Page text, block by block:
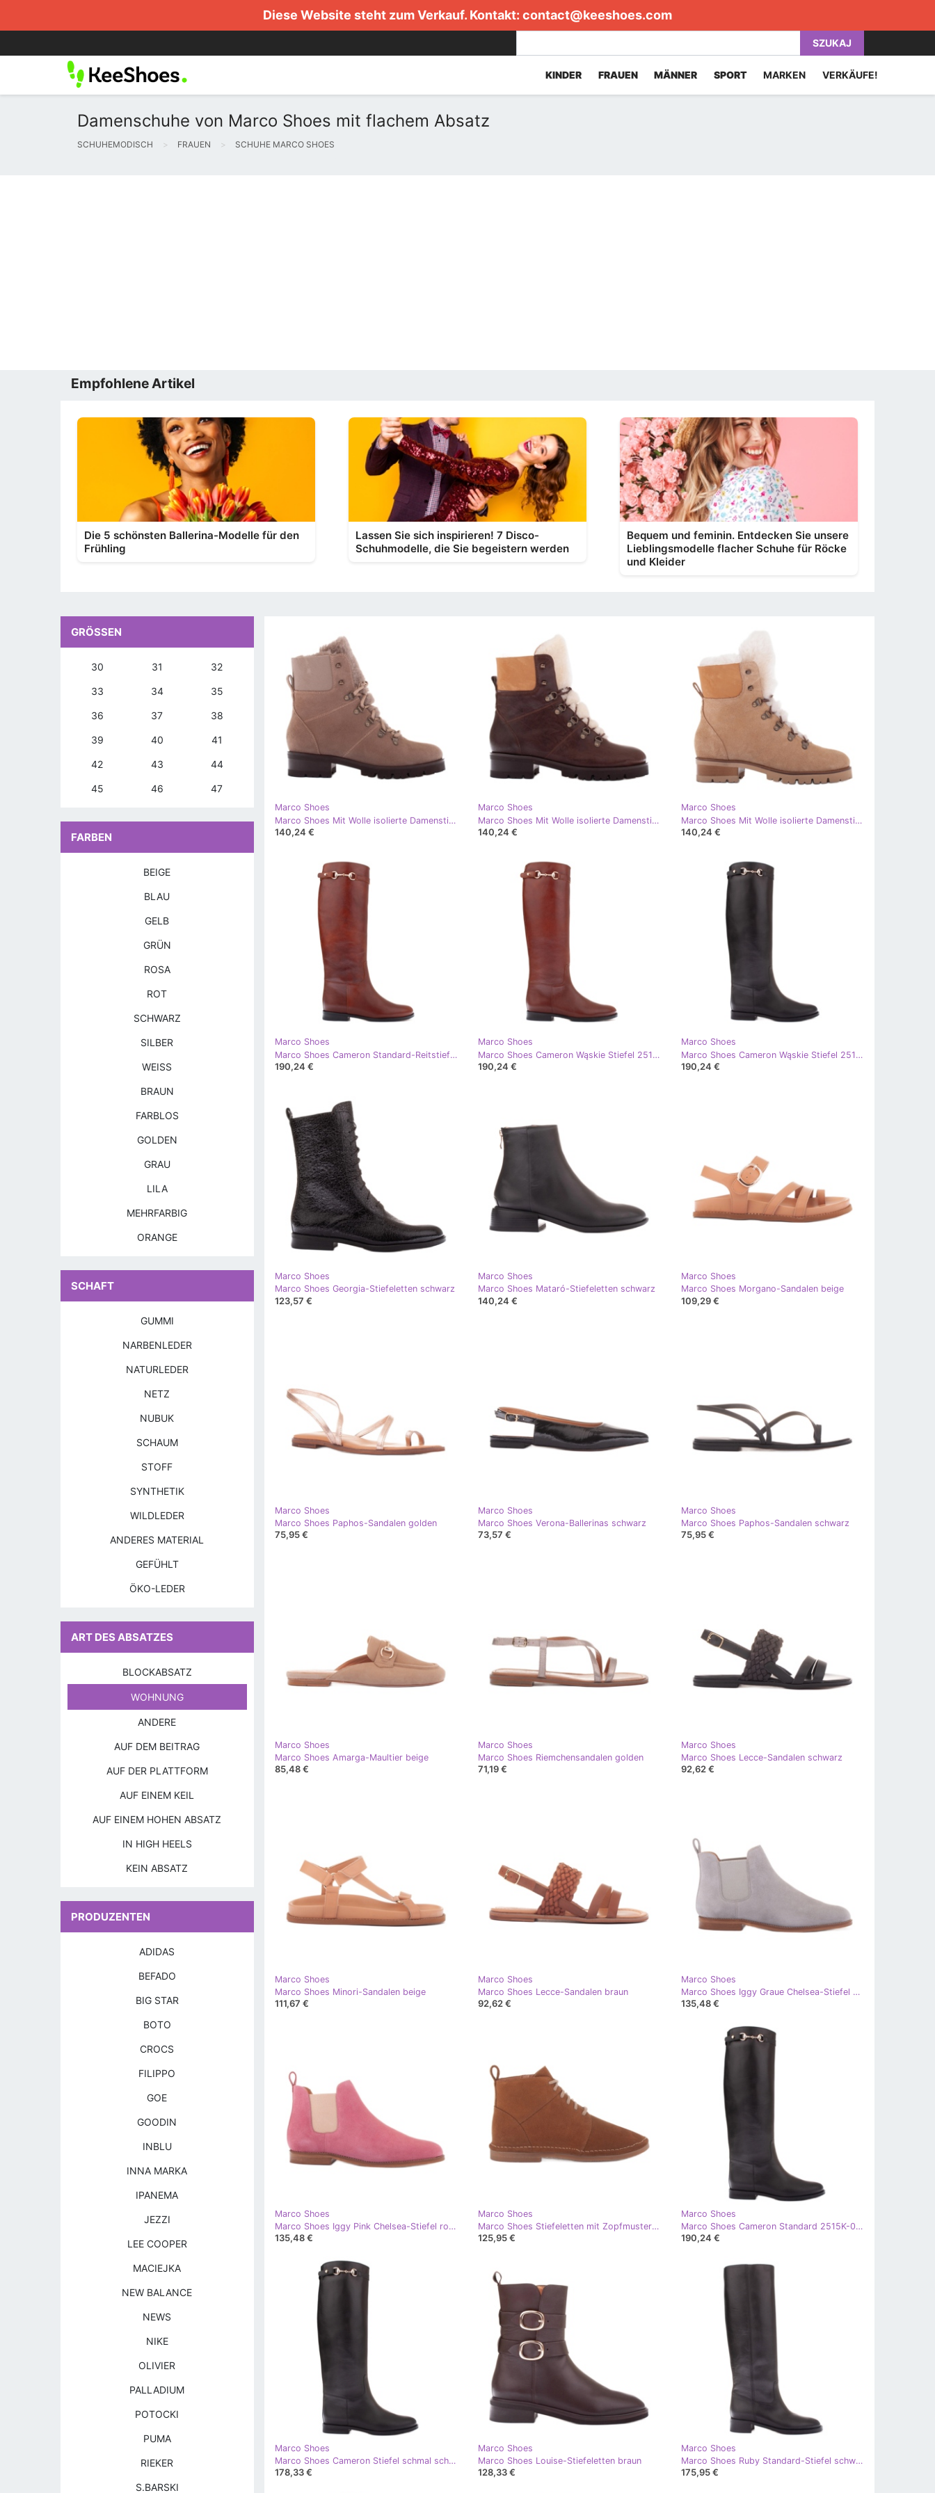
Diese Website steht zum Verkauf. Kontakt: contact@keeshoes.com
SZUKAJ
KINDER FRAUEN MÄNNER SPORT MARKEN VERKÄUFE!
Damenschuhe von Marco Shoes mit flachem Absatz
SCHUHEMODISCH FRAUEN SCHUHE MARCO SHOES
Empfohlene Artikel
Die 5 schönsten Ballerina-Modelle für den
Frühling
Lassen Sie sich inspirieren! 7 Disco-
Schuhmodelle, die Sie begeistern werden
Bequem und feminin. Entdecken Sie unsere
Lieblingsmodelle flacher Schuhe für Röcke
und Kleider
Marco Shoes
Marco Shoes Mit Wolle isolierte Damenstiefel beige
140,24 €
Marco Shoes
Marco Shoes Mit Wolle isolierte Damenstiefel braun
140,24 €
Marco Shoes
Marco Shoes Mit Wolle isolierte Damenstiefel beige
140,24 €
Marco Shoes
Marco Shoes Cameron Standard-Reitstiefel braun
190,24 €
Marco Shoes
Marco Shoes Cameron Wąskie Stiefel 2514K-003-1 braun
190,24 €
Marco Shoes
Marco Shoes Cameron Wąskie Stiefel 2514K-001-1 schwarz
190,24 €
Marco Shoes
Marco Shoes Georgia-Stiefeletten schwarz
123,57 €
Marco Shoes
Marco Shoes Mataró-Stiefeletten schwarz
140,24 €
Marco Shoes
Marco Shoes Morgano-Sandalen beige
109,29 €
Marco Shoes
Marco Shoes Paphos-Sandalen golden
75,95 €
Marco Shoes
Marco Shoes Verona-Ballerinas schwarz
73,57 €
Marco Shoes
Marco Shoes Paphos-Sandalen schwarz
75,95 €
Marco Shoes
Marco Shoes Amarga-Maultier beige
85,48 €
Marco Shoes
Marco Shoes Riemchensandalen golden
71,19 €
Marco Shoes
Marco Shoes Lecce-Sandalen schwarz
92,62 €
Marco Shoes
Marco Shoes Minori-Sandalen beige
111,67 €
Marco Shoes
Marco Shoes Lecce-Sandalen braun
92,62 €
Marco Shoes
Marco Shoes Iggy Graue Chelsea-Stiefel beige
135,48 €
Marco Shoes
Marco Shoes Iggy Pink Chelsea-Stiefel rosa
135,48 €
Marco Shoes
Marco Shoes Stiefeletten mit Zopfmuster braun
125,95 €
Marco Shoes
Marco Shoes Cameron Standard 2515K-001-1 Stiefel schwarz
190,24 €
Marco Shoes
Marco Shoes Cameron Stiefel schmal schwarz
178,33 €
Marco Shoes
Marco Shoes Louise-Stiefeletten braun
128,33 €
Marco Shoes
Marco Shoes Ruby Standard-Stiefel schwarz
175,95 €
GRÖSSEN
30 31 32
33 34 35
36 37 38
39 40 41
42 43 44
45 46 47
FARBEN
BEIGE
BLAU
GELB
GRÜN
ROSA
ROT
SCHWARZ
SILBER
WEISS
BRAUN
FARBLOS
GOLDEN
GRAU
LILA
MEHRFARBIG
ORANGE
SCHAFT
GUMMI
NARBENLEDER
NATURLEDER
NETZ
NUBUK
SCHAUM
STOFF
SYNTHETIK
WILDLEDER
ANDERES MATERIAL
GEFÜHLT
ÖKO-LEDER
ART DES ABSATZES
BLOCKABSATZ
WOHNUNG
ANDERE
AUF DEM BEITRAG
AUF DER PLATTFORM
AUF EINEM KEIL
AUF EINEM HOHEN ABSATZ
IN HIGH HEELS
KEIN ABSATZ
PRODUZENTEN
ADIDAS
BEFADO
BIG STAR
BOTO
CROCS
FILIPPO
GOE
GOODIN
INBLU
INNA MARKA
IPANEMA
JEZZI
LEE COOPER
MACIEJKA
NEW BALANCE
NEWS
NIKE
OLIVIER
PALLADIUM
POTOCKI
PUMA
RIEKER
S.BARSKI